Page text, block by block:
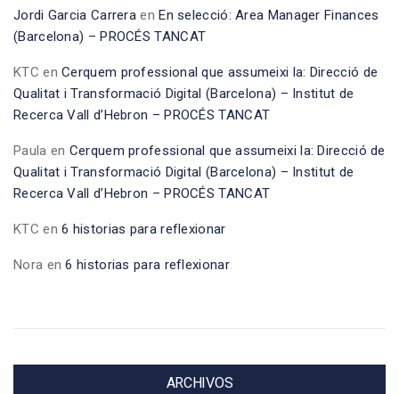
Jordi Garcia Carrera enEn selecció: Area Manager Finances
(Barcelona) – PROCÉS TANCAT
KTC enCerquem professional que assumeixi la: Direcció de
Qualitat i Transformació Digital (Barcelona) – Institut de
Recerca Vall d’Hebron – PROCÉS TANCAT
Paula en Cerquem professional que assumeixi la: Direcció de
Qualitat i Transformació Digital (Barcelona) – Institut de
Recerca Vall d’Hebron – PROCÉS TANCAT
KTC en6 historias para reflexionar
Nora en6 historias para reflexionar
ARCHIVOS